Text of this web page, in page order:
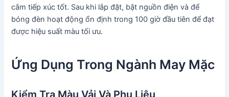
cắm tiếp xúc tốt. Sau khi lắp đặt, bật nguồn điện và để
bóng đèn hoạt động ổn định trong 100 giờ đầu tiên để đạt
được hiệu suất màu tối ưu.
Ứng Dụng Trong Ngành May Mặc